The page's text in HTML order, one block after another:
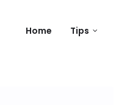
Home Tips